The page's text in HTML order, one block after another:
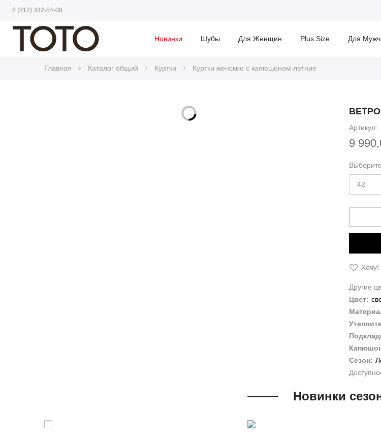
8 (812) 332-54-08
Новинки Шубы Для Женщин Plus Size Для
Главная Каталог общий Куртки Куртки женские с капюшоном летние
Артикул
9
Хочу!
Другие
Цвет:
Сезон:
Новинки